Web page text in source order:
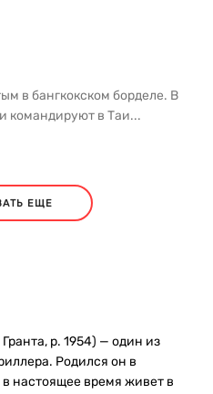
в бангкокском борделе. В
командируют в Таи...
ЕЩЕ
р. 1954) — один из
Родился он в
настоящее время живет в